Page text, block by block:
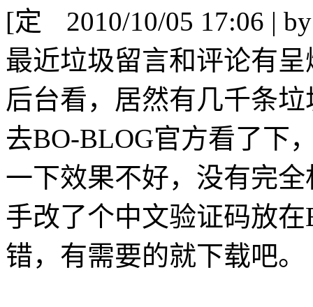
[
2010/10/05 17:06 |
最近垃圾留言和评论有
后台看，居然有几千条
去BO-BLOG官方看了下
一下效果不好，没有完
手改了个中文验证码放
错，有需要的就下载吧。